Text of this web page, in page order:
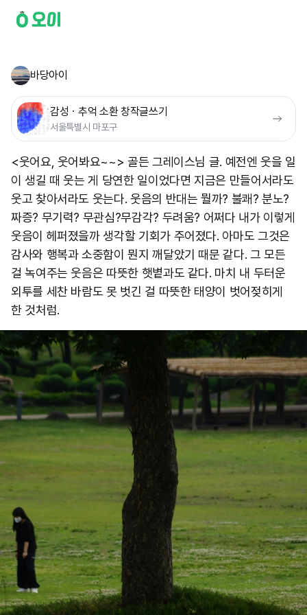
바당아이
감성ㆍ추억 소환 창작글쓰기
서울특별시 마포구
<웃어요, 웃어봐요~~> 골든 그레이스님 글. 예전엔 웃을 일
이 생길 때 웃는 게 당연한 일이었다면 지금은 만들어서라도
웃고 찾아서라도 웃는다. 웃음의 반대는 뭘까? 불쾌? 분노?
짜증? 무기력? 무관심?무감각? 두려움? 어쩌다 내가 이렇게
웃음이 헤퍼졌을까 생각할 기회가 주어졌다. 아마도 그것은
감사와 행복과 소중함이 뭔지 깨달았기 때문 같다. 그 모든
걸 녹여주는 웃음은 따뜻한 햇볕과도 같다. 마치 내 두터운
외투를 세찬 바람도 못 벗긴 걸 따뜻한 태양이 벗어젖히게
한 것처럼.